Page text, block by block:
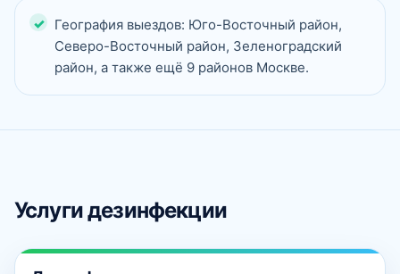
География выездов: Юго-Восточный район,
Северо-Восточный район, Зеленоградский
район, а также ещё 9 районов Москве.
Услуги дезинфекции